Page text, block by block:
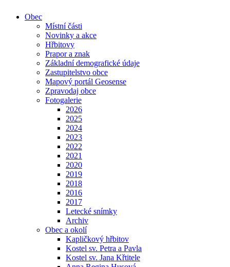
Obec
Místní části
Novinky a akce
Hřbitovy
Prapor a znak
Základní demografické údaje
Zastupitelstvo obce
Mapový portál Geosense
Zpravodaj obce
Fotogalerie
2026
2025
2024
2023
2022
2021
2020
2019
2018
2016
2017
Letecké snímky
Archiv
Obec a okolí
Kapličkový hřbitov
Kostel sv. Petra a Pavla
Kostel sv. Jana Křtitele